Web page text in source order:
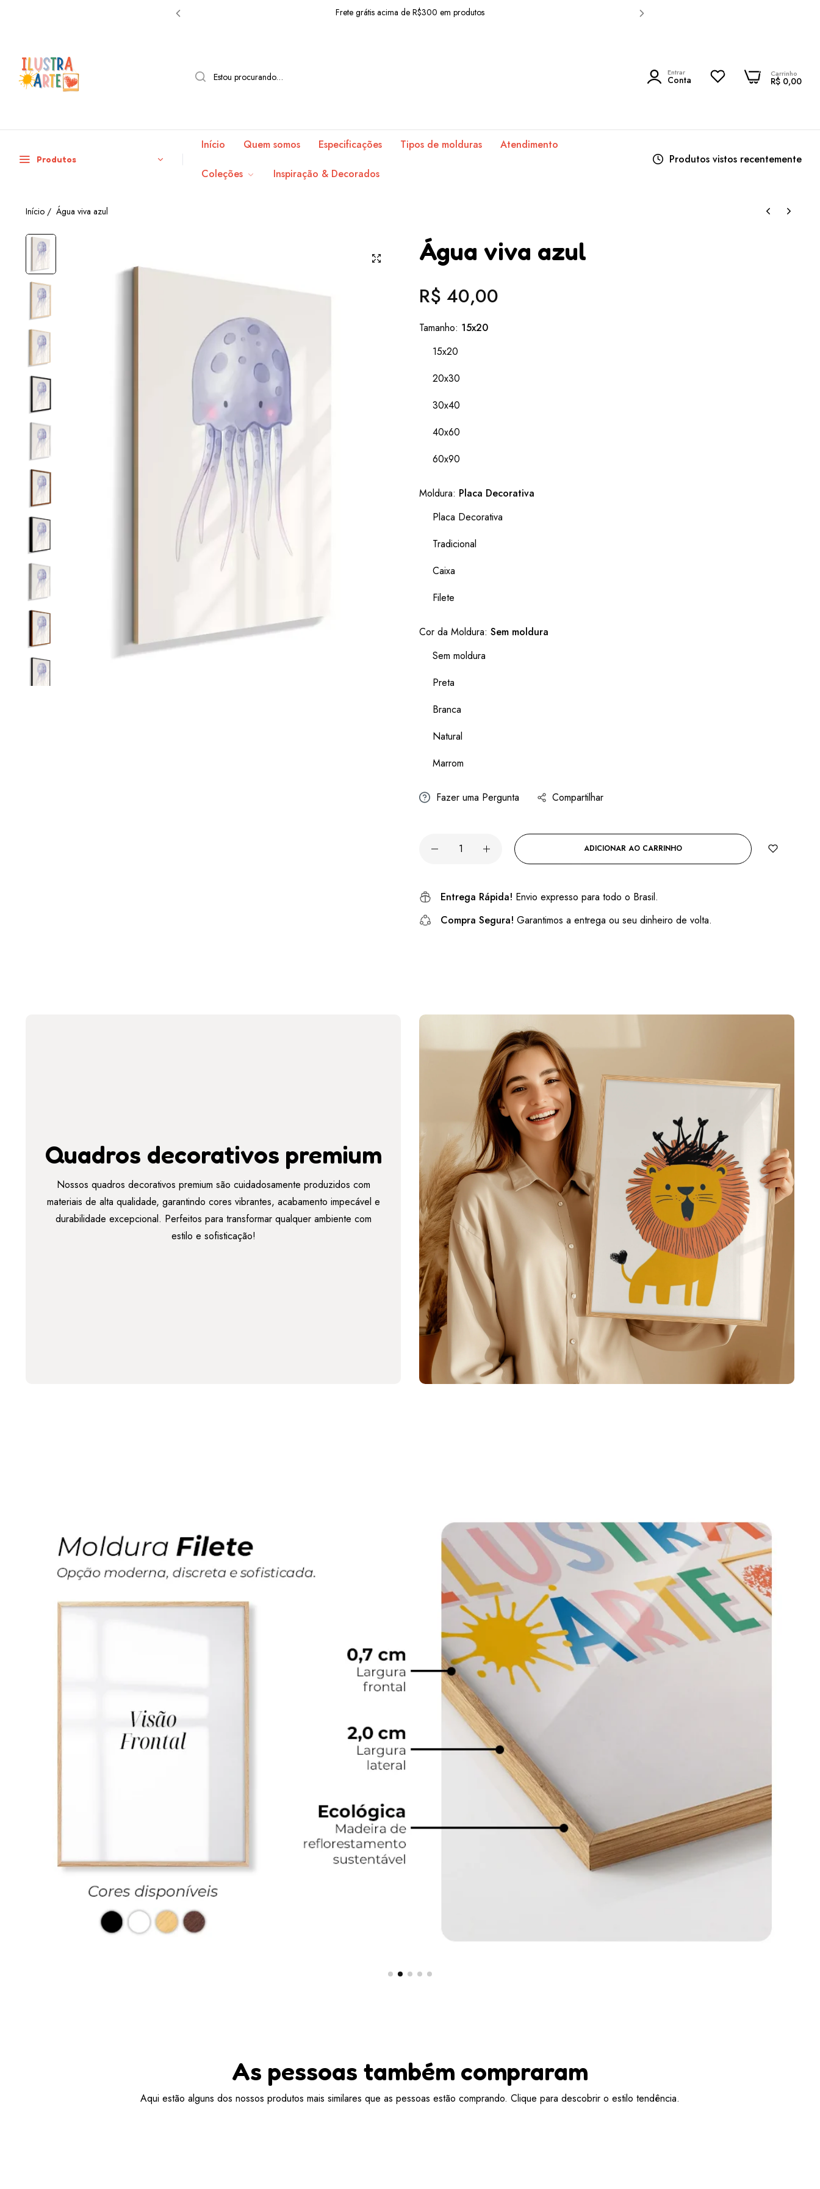
Frete grátis acima de R$300 em produtos
Frete grátis acima de R$300 em produtos
Entrar
Conta
0 Carrinho
R$ 0,00
0
Produtos
Início Quem somos Especificações Tipos de molduras Atendimento
Coleções Inspiração & Decorados
Produtos vistos recentemente
Início / Água viva azul
Água viva azul
Preço
normal
R$ 40,00
Tamanho: 15x20
15x20
20x30
30x40
40x60
60x90
Moldura: Placa Decorativa
Placa Decorativa
Tradicional
Caixa
Filete
Cor da Moldura: Sem moldura
Sem moldura
Preta
Branca
Natural
Marrom
Fazer uma Pergunta Compartilhar
ADICIONAR AO CARRINHO
Entrega Rápida! Envio expresso para todo o Brasil.
Compra Segura! Garantimos a entrega ou seu dinheiro de volta.
Quadros decorativos premium
Nossos quadros decorativos premium são cuidadosamente produzidos com
materiais de alta qualidade, garantindo cores vibrantes, acabamento impecável e
durabilidade excepcional. Perfeitos para transformar qualquer ambiente com
estilo e sofisticação!
As pessoas também compraram
Aqui estão alguns dos nossos produtos mais similares que as pessoas estão comprando. Clique para descobrir o estilo tendência.